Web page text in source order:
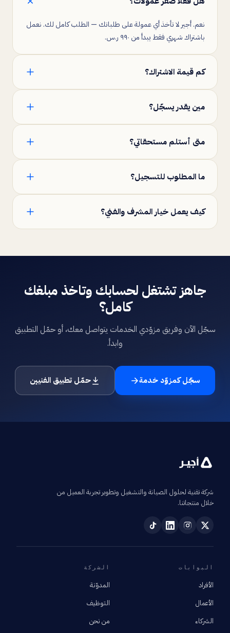
نعم. أجير لا تأخذ أي عمولة على طلباتك — الطلب كامل لك. نعمل
باشتراك شهري فقط يبدأ من ٩٩٠ ر.س.
كم قيمة الاشتراك؟
فنييك. كل باقة فيها ٧ أيام تجربة مجانية بكامل المميزات.
مين يقدر يسجّل؟
والشركات النظامية اللي عندها فريق عمل وأوراق سليمة.
متى أستلم مستحقاتي؟
الفوري المباشر على حسابك البنكي أو STC Bank بعملية مؤتمتة.
ما المطلوب للتسجيل؟
سنتين، بالإضافة للعدّة الكاملة ووسيلة تنقل.
كيف يعمل خيار المشرف والفني؟
جاهز تشتغل لحسابك وتاخذ مبلغك
كامل؟
سجّل الآن وفريق مزوّدي الخدمات يتواصل معك، أو حمّل التطبيق
وابدأ.
سجّل كمزوّد خدمة حمّل تطبيق الفنيين
شركة تقنية لحلول الصيانة والتشغيل وتطوير تجربة العميل من
خلال منتجاتنا.
البوابات
الأفراد
الأعمال
الشركاء
الشركة
المدوّنة
التوظيف
من نحن